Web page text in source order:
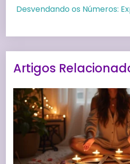
Desvendando os Números:
Artigos